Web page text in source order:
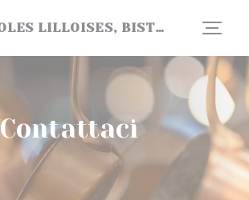
LES CASSEROLES LILLOISES, BISTROT DE COPAINS !
Contattaci